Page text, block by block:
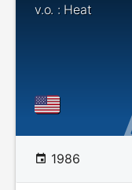
v.o. : Heat
1986